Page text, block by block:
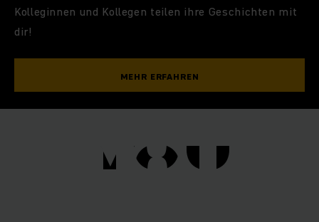
Kolleginnen und Kollegen teilen ihre Geschichten mit
dir!
MEHR ERFAHREN
YOU
YOU